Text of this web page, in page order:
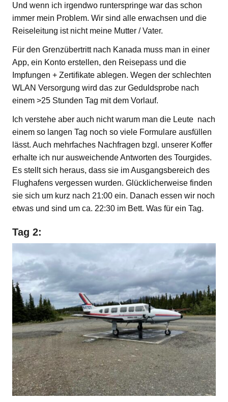
Und wenn ich irgendwo runterspringe war das schon
immer mein Problem. Wir sind alle erwachsen und die
Reiseleitung ist nicht meine Mutter / Vater.
Für den Grenzübertritt nach Kanada muss man in einer
App, ein Konto erstellen, den Reisepass und die
Impfungen + Zertifikate ablegen. Wegen der schlechten
WLAN Versorgung wird das zur Geduldsprobe nach
einem >25 Stunden Tag mit dem Vorlauf.
Ich verstehe aber auch nicht warum man die Leute nach
einem so langen Tag noch so viele Formulare ausfüllen
lässt. Auch mehrfaches Nachfragen bzgl. unserer Koffer
erhalte ich nur ausweichende Antworten des Tourgides.
Es stellt sich heraus, dass sie im Ausgangsbereich des
Flughafens vergessen wurden. Glücklicherweise finden
sie sich um kurz nach 21:00 ein. Danach essen wir noch
etwas und sind um ca. 22:30 im Bett. Was für ein Tag.
Tag 2: